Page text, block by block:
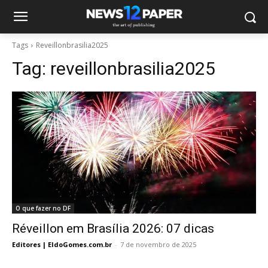
Tags Reveillonbrasilia2025
Tag: reveillonbrasilia2025
O que fazer no DF
Réveillon em Brasília 2026: 07 dicas
Editores | EldoGomes.com.br - 7 de novembro de 2025